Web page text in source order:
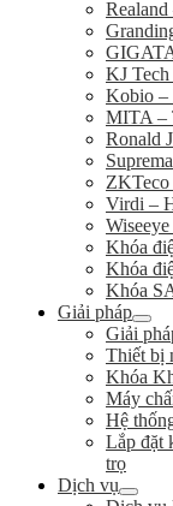
KJ
Kobio –
MITA –
Ronald
ZKTeco
Virdi –
Khóa
Khóa
Khóa
Giải pháp
Giải
Thiết bị
Khóa
Máy
Hệ
Lắp đặt
trọ
Dịch vụ